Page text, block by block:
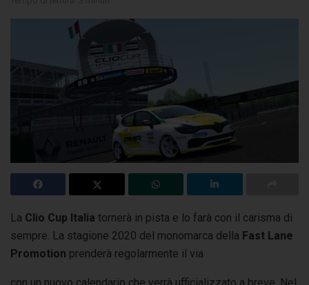
La Clio Cup Italia tornerà in pista e lo farà con il carisma di
sempre. La stagione 2020 del monomarca della Fast Lane
Promotion prenderà regolarmente il via